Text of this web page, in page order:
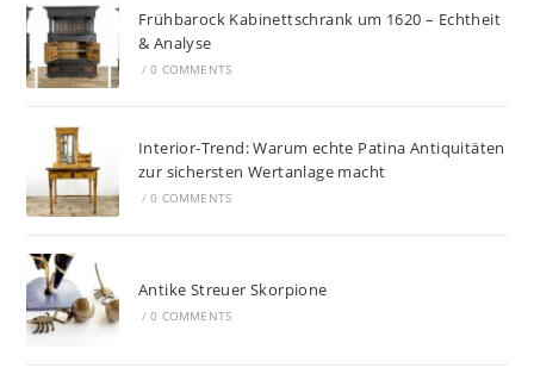
Frühbarock Kabinettschrank um 1620 – Echtheit
& Analyse
/ 0 COMMENTS
Interior-Trend: Warum echte Patina Antiquitäten
zur sichersten Wertanlage macht
/ 0 COMMENTS
Antike Streuer Skorpione
/ 0 COMMENTS